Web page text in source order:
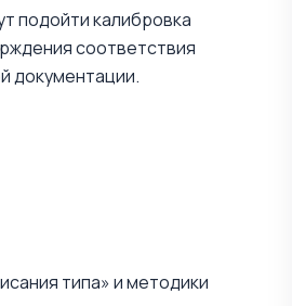
подойти калибровка
соответствия
документации.
типа» и методики